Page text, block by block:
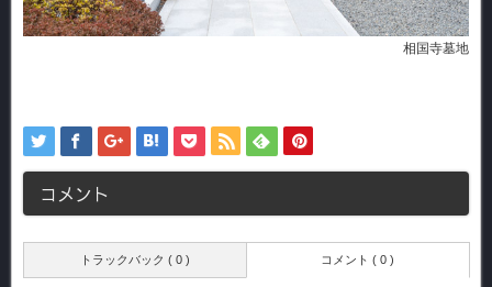
相国寺墓地
コメント
トラックバック ( 0 ) コメント ( 0 )